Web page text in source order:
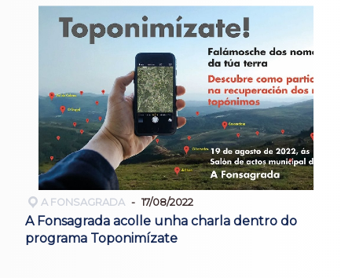
A FONSAGRADA 17/08/2022
A Fonsagrada acolle unha charla dentro do
programa Toponimízate